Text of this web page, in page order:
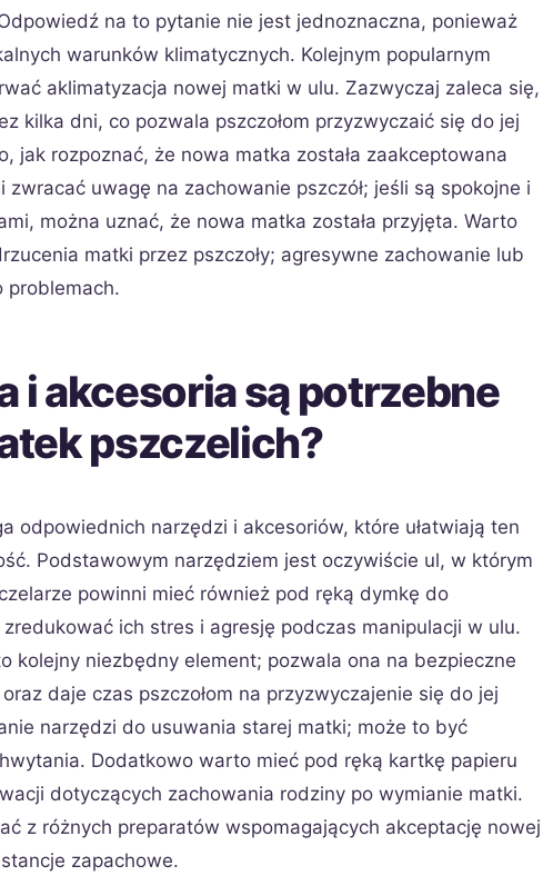
na to pytanie nie jest jednoznaczna, ponieważ
warunków klimatycznych. Kolejnym popularnym
aklimatyzacja nowej matki w ulu. Zazwyczaj zaleca się,
kilka dni, co pozwala pszczołom przyzwyczaić się do jej
jak rozpoznać, że nowa matka została zaakceptowana
uwagę na zachowanie pszczół; jeśli są spokojne i
można uznać, że nowa matka została przyjęta. Warto
matki przez pszczoły; agresywne zachowanie lub
problemach.
i akcesoria są potrzebne
pszczelich?
odpowiednich narzędzi i akcesoriów, które ułatwiają ten
Podstawowym narzędziem jest oczywiście ul, w którym
powinni mieć również pod ręką dymkę do
ich stres i agresję podczas manipulacji w ulu.
kolejny niezbędny element; pozwala ona na bezpieczne
daje czas pszczołom na przyzwyczajenie się do jej
narzędzi do usuwania starej matki; może to być
Dodatkowo warto mieć pod ręką kartkę papieru
dotyczących zachowania rodziny po wymianie matki.
z różnych preparatów wspomagających akceptację nowej
zapachowe.